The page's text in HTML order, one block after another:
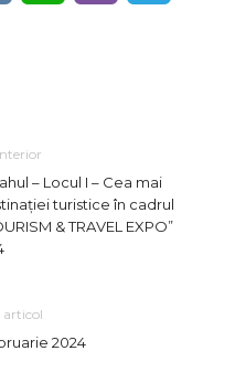
– Locul I – Cea mai
turistice în cadrul
& TRAVEL EXPO”
2024